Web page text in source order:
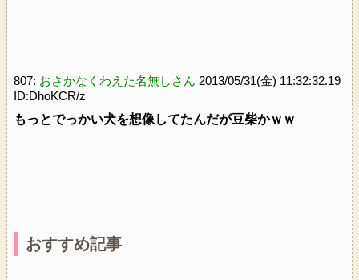
807: おさかなくわえた名無しさん 2013/05/31(金) 11:32:32.19
ID:DhoKCR/z
もっとでっかい犬を想像してたんだが豆柴かｗｗ
おすすめ記事